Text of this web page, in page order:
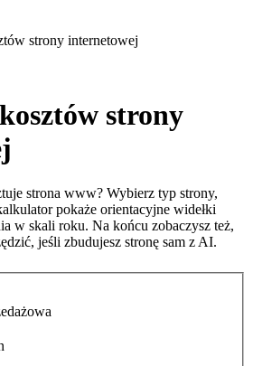
strony internetowej
strony
strona www? Wybierz typ strony,
pokaże orientacyjne widełki
w skali roku. Na końcu zobaczysz też,
jeśli zbudujesz stronę sam z AI.